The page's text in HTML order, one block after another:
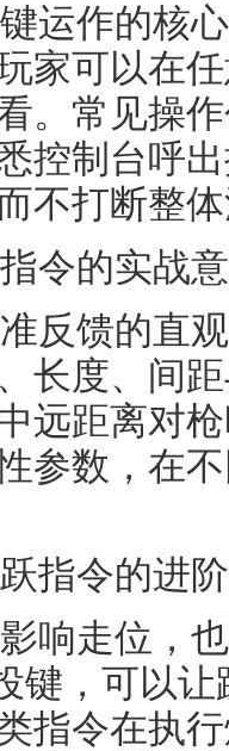
运作的核
家可以在
。常见操
控制台呼
不打断整
令的实战
反馈的直
长度、间
远距离对
参数，在
指令的进
响走位，
键，可以
指令在执